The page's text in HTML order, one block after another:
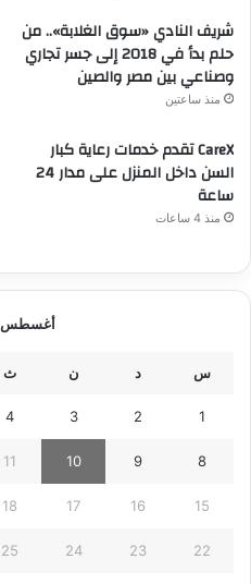
شريف النادي «سوق الغلابة».. من
حلم بدأ في 2018 إلى جسر تجاري
وصناعي بين مصر والصين
منذ ساعتين
CareX تقدم خدمات رعاية كبار
السن داخل المنزل على مدار 24
ساعة
منذ 4 ساعات
أغسطس 2026
س د ن ث
1
2
3
4
8
9
10
11
15
16
17
18
22
23
24
25